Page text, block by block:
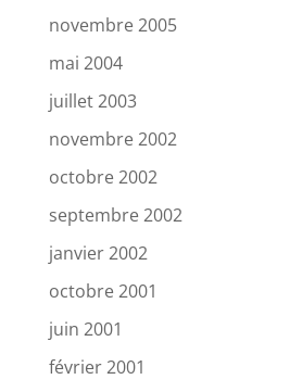
novembre 2005
mai 2004
juillet 2003
novembre 2002
octobre 2002
septembre 2002
janvier 2002
octobre 2001
juin 2001
février 2001